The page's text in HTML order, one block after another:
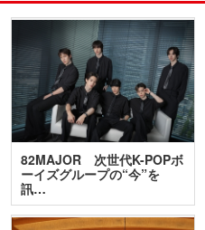
82MAJOR 次世代K-POPボ
ーイズグループの“今”を
訊…